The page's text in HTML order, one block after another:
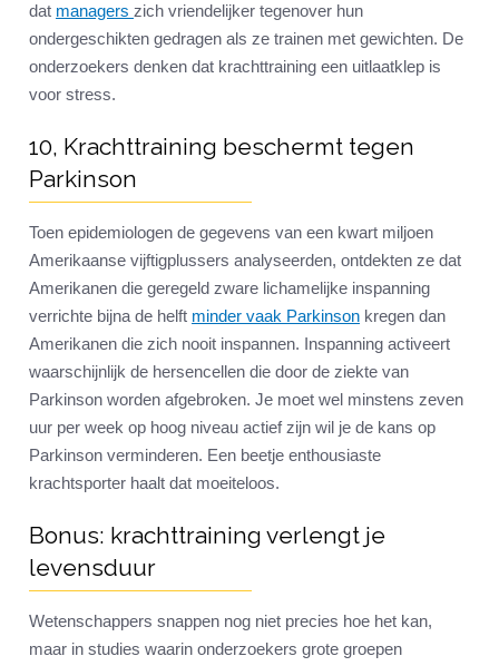
dat managers zich vriendelijker tegenover hun
ondergeschikten gedragen als ze trainen met gewichten. De
onderzoekers denken dat krachttraining een uitlaatklep is
voor stress.
10, Krachttraining beschermt tegen
Parkinson
Toen epidemiologen de gegevens van een kwart miljoen
Amerikaanse vijftigplussers analyseerden, ontdekten ze dat
Amerikanen die geregeld zware lichamelijke inspanning
verrichte bijna de helft minder vaak Parkinson kregen dan
Amerikanen die zich nooit inspannen. Inspanning activeert
waarschijnlijk de hersencellen die door de ziekte van
Parkinson worden afgebroken. Je moet wel minstens zeven
uur per week op hoog niveau actief zijn wil je de kans op
Parkinson verminderen. Een beetje enthousiaste
krachtsporter haalt dat moeiteloos.
Bonus: krachttraining verlengt je
levensduur
Wetenschappers snappen nog niet precies hoe het kan,
maar in studies waarin onderzoekers grote groepen